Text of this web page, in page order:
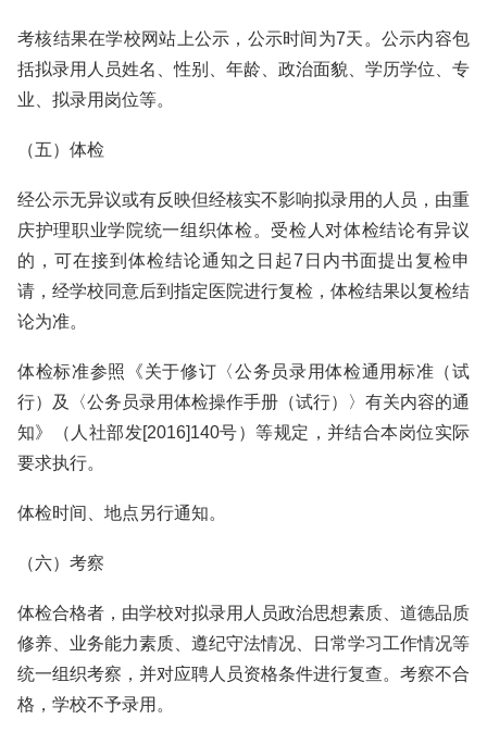
考核结果在学校网站上公示，公示时间为7天。公示内容包
括拟录用人员姓名、性别、年龄、政治面貌、学历学位、专
业、拟录用岗位等。
（五）体检
经公示无异议或有反映但经核实不影响拟录用的人员，由重
庆护理职业学院统一组织体检。受检人对体检结论有异议
的，可在接到体检结论通知之日起7日内书面提出复检申
请，经学校同意后到指定医院进行复检，体检结果以复检结
论为准。
体检标准参照《关于修订〈公务员录用体检通用标准（试
行）及〈公务员录用体检操作手册（试行）〉有关内容的通
知》（人社部发[2016]140号）等规定，并结合本岗位实际
要求执行。
体检时间、地点另行通知。
（六）考察
体检合格者，由学校对拟录用人员政治思想素质、道德品质
修养、业务能力素质、遵纪守法情况、日常学习工作情况等
统一组织考察，并对应聘人员资格条件进行复查。考察不合
格，学校不予录用。